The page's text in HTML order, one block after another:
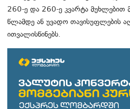
260-ე და 260-ე კვარტა მუხლებით
წლამდე ან უვადო თავისუფლების
ითვალისწინებს.